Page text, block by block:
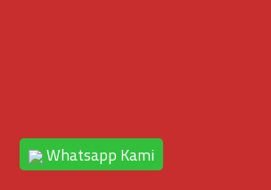
Whatsapp Kami